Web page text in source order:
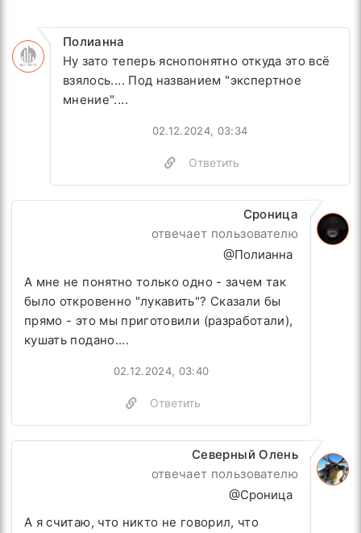
Полианна
Ну зато теперь яснопонятно откуда это всё
взялось.... Под названием "экспертное
мнение"....
02.12.2024, 03:34
Ответить
Сроница
отвечает пользователю
@Полианна
А мне не понятно только одно - зачем так
было откровенно "лукавить"? Сказали бы
прямо - это мы приготовили (разработали),
кушать подано....
Ответить
02.12.2024, 03:40
Северный Олень
отвечает пользователю
@Сроница
А я считаю, что никто не говорил, что